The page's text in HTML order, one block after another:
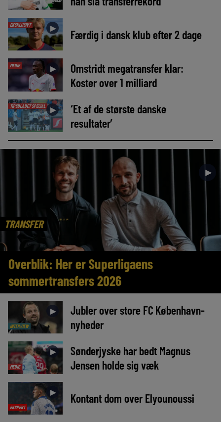
EKSKLUSIVT ► Færdig i dansk klub efter 2 dage
MEDIE ►
Omstridt megatransfer klar:
Koster over 1 milliard
TIPSBLADET SPECIAL ►
‘Et af de største danske
resultater’
TRANSFER
►
Overblik: Her er Superligaens
sommertransfers 2026
INTERVIEW
►
Jubler over store FC København-
nyheder
MEDIE
►
Sønderjyske har bedt Magnus
Jensen holde sig væk
EKSPERT
► Kontant dom over Elyounoussi